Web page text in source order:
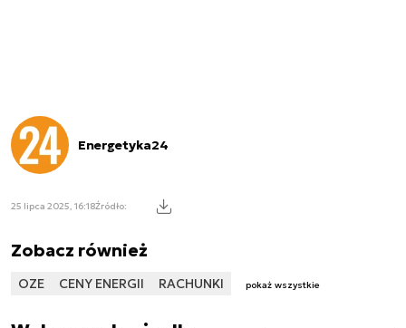
Energetyka24
25 lipca 2025, 16:18Źródło:
Zobacz również
OZE CENY ENERGII RACHUNKI pokaż wszystkie